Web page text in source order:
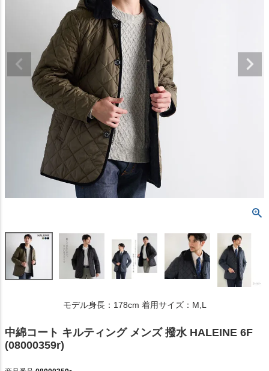
モデル身長：178cm 着用サイズ：M,L
中綿コート キルティング メンズ 撥水 HALEINE 6F
(08000359r)